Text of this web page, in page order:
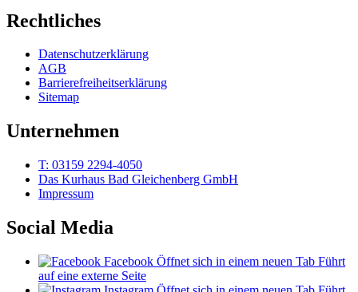
Rechtliches
Datenschutzerklärung
AGB
Barrierefreiheitserklärung
Sitemap
Unternehmen
T: 03159 2294-4050
Das Kurhaus Bad Gleichenberg GmbH
Impressum
Social Media
Facebook Öffnet sich in einem neuen Tab Führt
auf eine externe Seite